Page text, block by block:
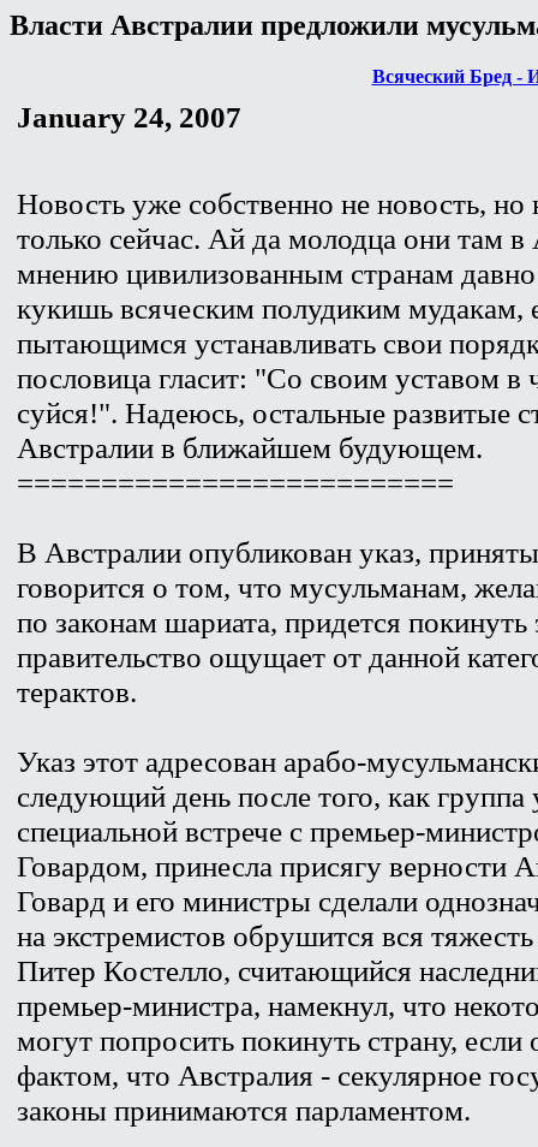
Власти Австралии предложили
Всяческий Бред -
January 24, 2007
Новость уже собственно не новость, но
только сейчас. Ай да молодца они там
мнению цивилизованным странам давно
кукишь всяческим полудиким
пытающимся устанавливать свои
пословица гласит: "Со своим уставом
суйся!". Надеюсь, остальные развитые
Австралии в ближайшем будующем.
==========================
В Австралии опубликован указ,
говорится о том, что мусульманам,
по законам шариата, придется покинуть
правительство ощущает от данной
терактов.
Указ этот адресован арабо-
следующий день после того, как
специальной встрече с премьер-
Говардом, принесла присягу верности
Говард и его министры сделали
на экстремистов обрушится вся
Питер Костелло, считающийся
премьер-министра, намекнул, что
могут попросить покинуть страну,
фактом, что Австралия - секулярное
законы принимаются парламентом.